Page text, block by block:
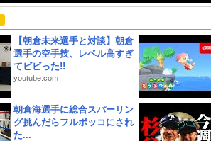
【朝倉未来選手と対談】朝倉
選手の空手技、レベル高すぎ
てビビった!!
youtube.com
朝倉海選手に総合スパーリン
グ挑んだらフルボッコにされ
た...